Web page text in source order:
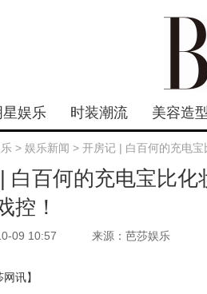
星娱乐 时装潮流 美容造型
> 娱乐新闻 > 开房记 | 白百何的充电宝
白百何的充电宝比
控！
09 10:57 来源：芭莎娱乐
讯】